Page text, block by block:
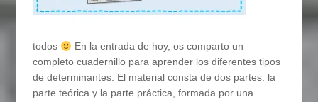
todos
En la entrada de hoy, os comparto un
completo cuadernillo para aprender los diferentes tipos
de determinantes. El material consta de dos partes: la
parte teórica y la parte práctica, formada por una